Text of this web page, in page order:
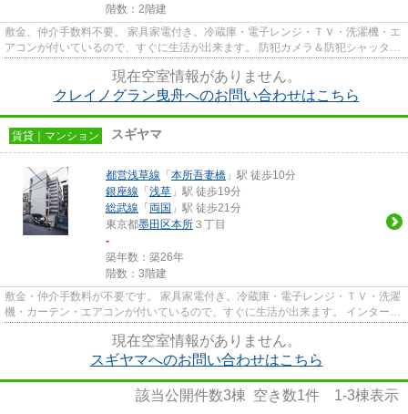
階数：2階建
敷金、仲介手数料不要。 家具家電付き。冷蔵庫・電子レンジ・ＴＶ・洗濯機・エ
アコンが付いているので、すぐに生活が出来ます。 防犯カメラ＆防犯シャッター
現在空室情報がありません。
クレイノグラン曳舟へのお問い合わせはこちら
賃貸｜マンション スギヤマ
都営浅草線 「 本所吾妻橋 」駅 徒歩10分
銀座線 「 浅草 」駅 徒歩19分
総武線 「 両国 」駅 徒歩21分
東京都墨田区本所 ３丁目
-
築年数：築26年
階数：3階建
敷金・仲介手数料が不要です。 家具家電付き。冷蔵庫・電子レンジ・ＴＶ・洗濯
機・カーテン・エアコンが付いているので、すぐに生活が出来ます。 インターネ
現在空室情報がありません。
スギヤマへのお問い合わせはこちら
該当公開件数3棟 空き数1件 1-3棟表示